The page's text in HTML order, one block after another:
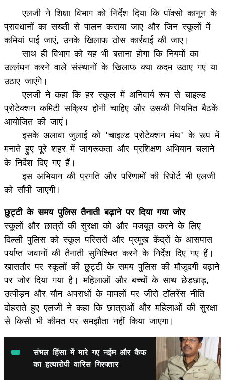
एलजी ने शिक्षा विभाग को निर्देश दिया कि पॉक्सो कानून के
प्रावधानों का सख्ती से पालन कराया जाए और जिन स्कूलों में
कमियां पाई जाएं, उनके खिलाफ ठोस कार्रवाई की जाए।
साथ ही विभाग को यह भी बताना होगा कि नियमों का
उल्लंघन करने वाले संस्थानों के खिलाफ क्या कदम उठाए गए या
उठाए जाएंगे।
एलजी ने कहा कि हर स्कूल में अनिवार्य रूप से चाइल्ड
प्रोटेक्शन कमिटी सक्रिय होनी चाहिए और उसकी नियमित बैठकें
आयोजित की जाएं।
इसके अलावा जुलाई को 'चाइल्ड प्रोटेक्शन मंथ' के रूप में
मनाते हुए पूरे शहर में जागरूकता और प्रशिक्षण अभियान चलाने
के निर्देश दिए गए हैं।
इस अभियान की प्रगति और परिणामों की रिपोर्ट भी एलजी
को सौंपी जाएगी।
छुट्टी के समय पुलिस तैनाती बढ़ाने पर दिया गया जोर
स्कूलों और छात्रों की सुरक्षा को और मजबूत करने के लिए
दिल्ली पुलिस को स्कूल परिसरों और प्रमुख केंद्रों के आसपास
पर्याप्त जवानों की तैनाती सुनिश्चित करने के निर्देश दिए गए हैं।
खासतौर पर स्कूलों की छुट्टी के समय पुलिस की मौजूदगी बढ़ाने
पर जोर दिया गया है। महिलाओं और बच्चों के साथ छेड़छाड़,
उत्पीड़न और यौन अपराधों के मामलों पर जीरो टॉलरेंस नीति
दोहराते हुए एलजी ने कहा कि छात्राओं और महिलाओं की सुरक्षा
से किसी भी कीमत पर समझौता नहीं किया जाएगा।
संभल हिंसा में मारे गए नईम और कैफ
का हत्यारोपी वारिस गिरफ्तार